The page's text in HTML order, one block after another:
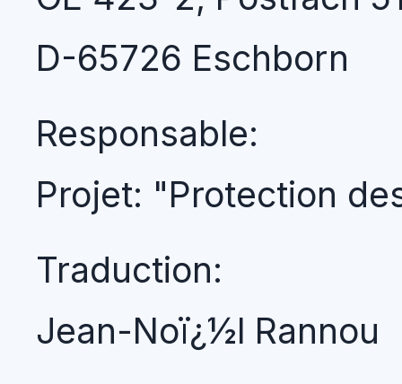
D-65726 Eschborn
Responsable:
Projet: "Protection
Traduction:
Jean-Noï¿½l Rannou